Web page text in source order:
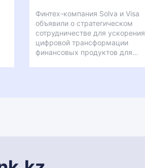
Финтех-компания Solva и Visa
объявили о стратегическом
сотрудничестве для ускорения
цифровой трансформации
финансовых продуктов для…